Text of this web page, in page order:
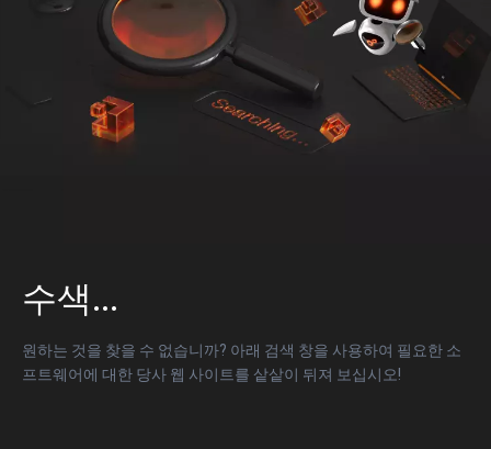
수색...
원하는 것을 찾을 수 없습니까? 아래 검색 창을 사용하여 필요한 소
프트웨어에 대한 당사 웹 사이트를 샅샅이 뒤져 보십시오!